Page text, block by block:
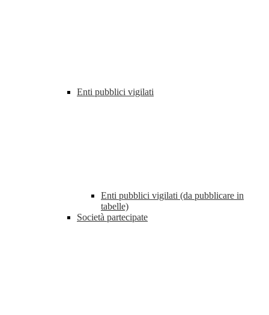
Enti pubblici vigilati
Enti pubblici vigilati (da pubblicare in
tabelle)
Società partecipate